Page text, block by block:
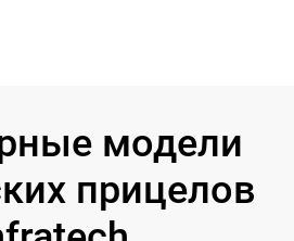
модели
прицелов